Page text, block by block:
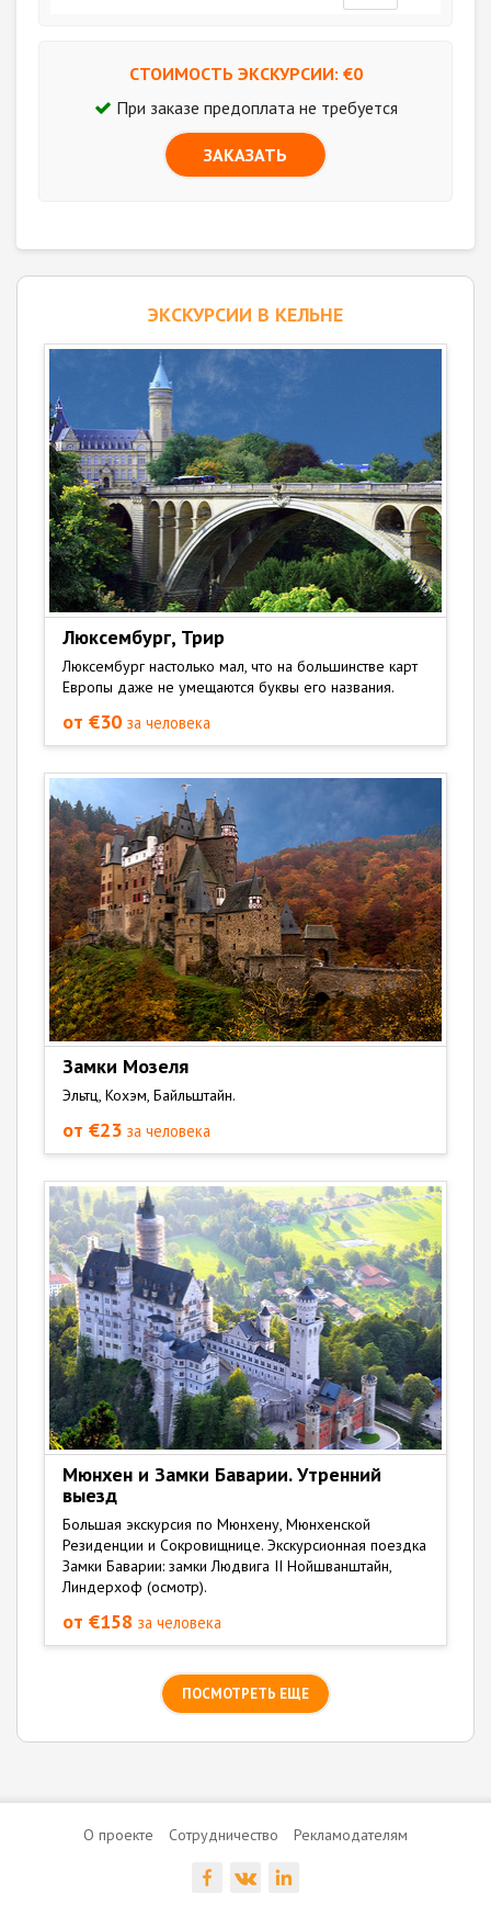
СТОИМОСТЬ ЭКСКУРСИИ: €0
При заказе предоплата не требуется
ЗАКАЗАТЬ
ЭКСКУРСИИ В КЕЛЬНЕ
Люксембург, Трир
Люксембург настолько мал, что на большинстве карт
Европы даже не умещаются буквы его названия.
от €30 за человека
Замки Мозеля
Эльтц, Кохэм, Байльштайн.
от €23 за человека
Мюнхен и Замки Баварии. Утренний
выезд
Большая экскурсия по Мюнхену, Мюнхенской
Резиденции и Сокровищнице. Экскурсионная поездка
Замки Баварии: замки Людвига II Нойшванштайн,
Линдерхоф (осмотр).
от €158 за человека
ПОСМОТРЕТЬ ЕЩЕ
О проекте Сотрудничество Рекламодателям